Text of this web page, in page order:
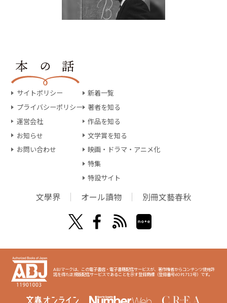
サイトポリシー
プライバシーポリシー
運営会社
お知らせ
お問い合わせ
新着一覧
著者を知る
作品を知る
文学賞を知る
映画・ドラマ・アニメ化
特集
特設サイト
文學界 オール讀物 別冊文藝春秋
ABJマークは、この電子書店・電子書籍配信サービスが、著作権者からコンテンツ使用許
諾を得た正規版配信サービスであることを示す登録商標（登録番号6091713号）です。